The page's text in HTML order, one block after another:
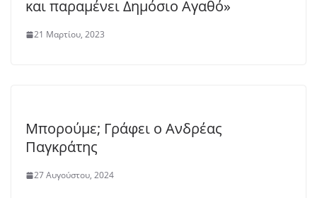
και παραμένει Δημόσιο Αγαθό»
21 Μαρτίου, 2023
Μπορούμε; Γράφει ο Ανδρέας
Παγκράτης
27 Αυγούστου, 2024